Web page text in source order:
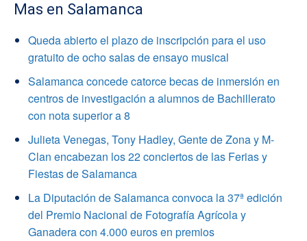
Mas en Salamanca
Queda abierto el plazo de inscripción para el uso
gratuito de ocho salas de ensayo musical
Salamanca concede catorce becas de inmersión en
centros de investigación a alumnos de Bachillerato
con nota superior a 8
Julieta Venegas, Tony Hadley, Gente de Zona y M-
Clan encabezan los 22 conciertos de las Ferias y
Fiestas de Salamanca
La Diputación de Salamanca convoca la 37ª edición
del Premio Nacional de Fotografía Agrícola y
Ganadera con 4.000 euros en premios